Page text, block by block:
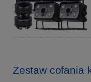
Zestaw cofania